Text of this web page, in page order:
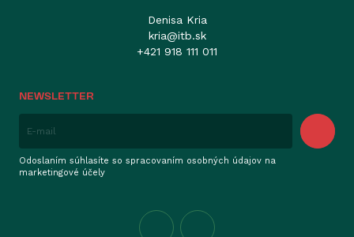
Denisa Kria
kria@itb.sk
+421 918 111 011
NEWSLETTER
Odoslaním súhlasíte so spracovaním osobných údajov na
marketingové účely
FacebookInstagram